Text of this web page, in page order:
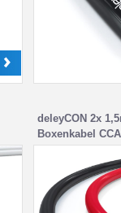
deleyCON 2x
Boxenkabel
Aluminium